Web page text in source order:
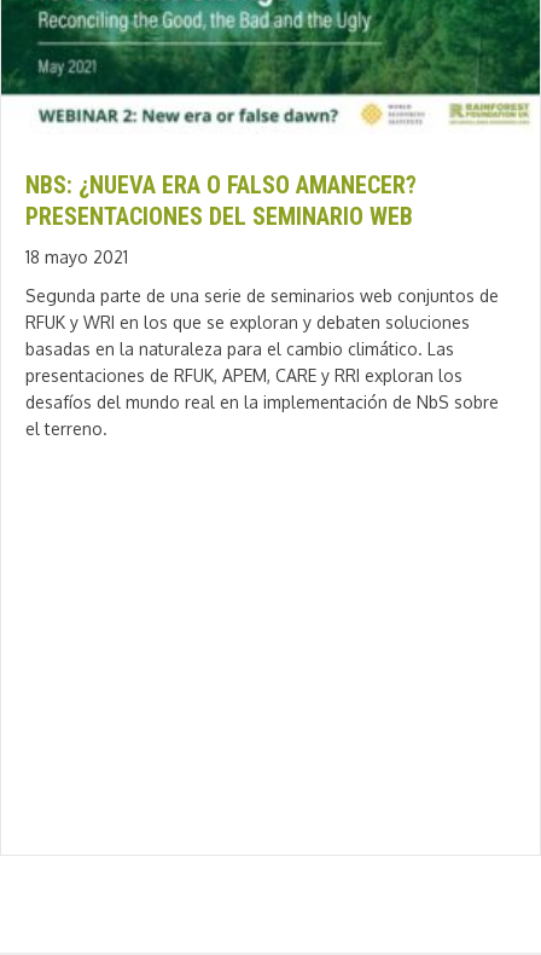
NBS: ¿NUEVA ERA O FALSO AMANECER?
PRESENTACIONES DEL SEMINARIO WEB
18 mayo 2021
Segunda parte de una serie de seminarios web conjuntos de
RFUK y WRI en los que se exploran y debaten soluciones
basadas en la naturaleza para el cambio climático. Las
presentaciones de RFUK, APEM, CARE y RRI exploran los
desafíos del mundo real en la implementación de NbS sobre
el terreno.